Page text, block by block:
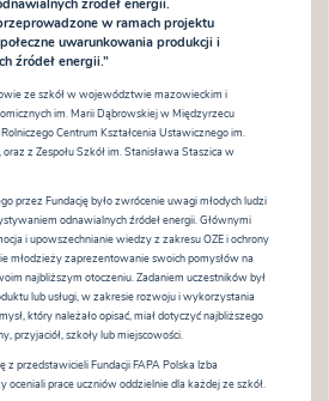
źródeł energii.
w ramach projektu
uwarunkowania produkcji i
źródeł energii.”
ze szkół w województwie mazowieckim i
im. Marii Dąbrowskiej w Międzyrzecu
Centrum Kształcenia Ustawicznego im.
z Zespołu Szkół im. Stanisława Staszica w
przez Fundację było zwrócenie uwagi młodych ludzi
odnawialnych źródeł energii. Głównymi
i upowszechnianie wiedzy z zakresu OZE i ochrony
młodzieży zaprezentowanie swoich pomysłów na
najbliższym otoczeniu. Zadaniem uczestników był
lub usługi, w zakresie rozwoju i wykorzystania
który należało opisać, miał dotyczyć najbliższego
przyjaciół, szkoły lub miejscowości.
z przedstawicieli Fundacji FAPA Polska Izba
oceniali prace uczniów oddzielnie dla każdej ze szkół.